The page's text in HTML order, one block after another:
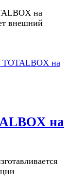
на
внешний
на